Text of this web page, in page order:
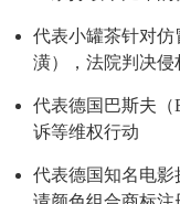
代表小罐茶针对
潢），法院判决侵
代表德国巴斯夫
诉等维权行动
代表德国知名电